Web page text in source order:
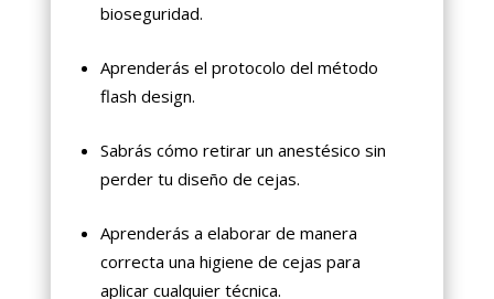
bioseguridad.
Aprenderás el protocolo del método
flash design.
Sabrás cómo retirar un anestésico sin
perder tu diseño de cejas.
Aprenderás a elaborar de manera
correcta una higiene de cejas para
aplicar cualquier técnica.